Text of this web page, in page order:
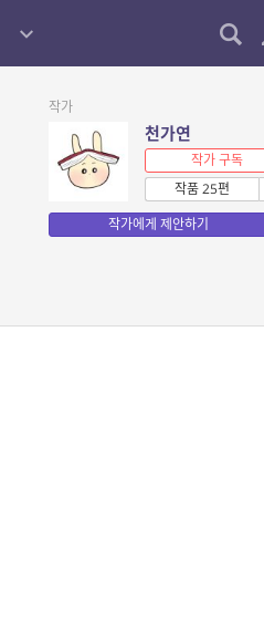
작가
천가연
작가 구독
작품 25편
작가에게 제안하기